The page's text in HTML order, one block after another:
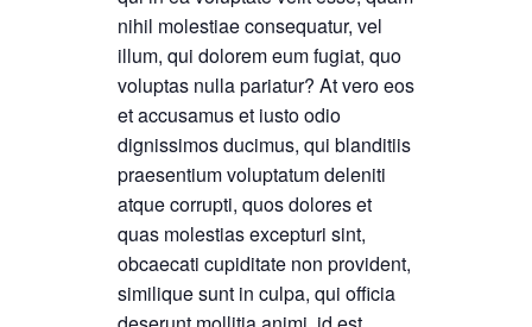
nihil molestiae consequatur, vel
illum, qui dolorem eum fugiat, quo
voluptas nulla pariatur? At vero eos
et accusamus et iusto odio
dignissimos ducimus, qui blanditiis
praesentium voluptatum deleniti
atque corrupti, quos dolores et
quas molestias excepturi sint,
obcaecati cupiditate non provident,
similique sunt in culpa, qui officia